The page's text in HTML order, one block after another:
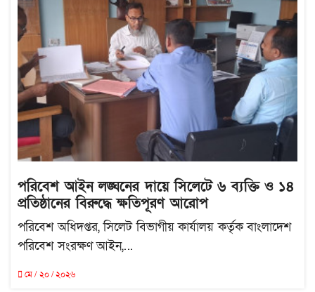
পরিবেশ আইন লঙ্ঘনের দায়ে সিলেটে ৬ ব্যক্তি ও ১৪
প্রতিষ্ঠানের বিরুদ্ধে ক্ষতিপূরণ আরোপ
পরিবেশ অধিদপ্তর, সিলেট বিভাগীয় কার্যালয় কর্তৃক বাংলাদেশ
পরিবেশ সংরক্ষণ আইন,...
মে / ২০ / ২০২৬